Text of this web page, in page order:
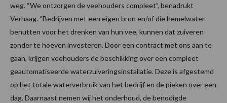
weg. “We ontzorgen de veehouders compleet”, benadrukt
Verhaag. “Bedrijven met een eigen bron en/of die hemelwater
benutten voor het drenken van hun vee, kunnen dat zuiveren
zonder te hoeven investeren. Door een contract met ons aan te
gaan, krijgen veehouders de beschikking over een compleet
geautomatiseerde waterzuiveringsinstallatie. Deze is afgestemd
op het totale waterverbruik van het bedrijf en de pieken over een
dag. Daarnaast nemen wij het onderhoud, de benodigde